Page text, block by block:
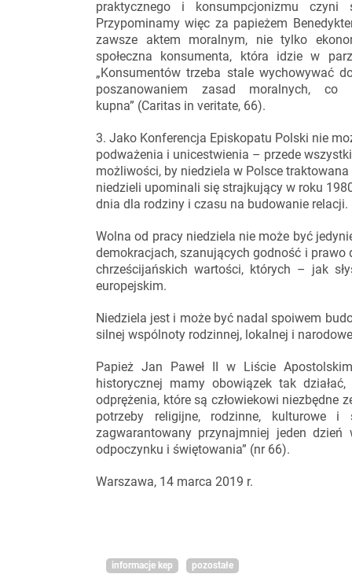
praktycznego i konsumpcjonizmu
Przypominamy więc za papieżem
zawsze aktem moralnym, nie tylko
społeczna konsumenta, która idzie w
„Konsumentów trzeba stale wychowywać
poszanowaniem zasad moralnych,
kupna” (Caritas in veritate, 66).
3. Jako Konferencja Episkopatu Polski nie
podważenia i unicestwienia – przede
możliwości, by niedziela w Polsce
niedzieli upominali się strajkujący w roku
dnia dla rodziny i czasu na budowanie relacji.
Wolna od pracy niedziela nie może być
demokracjach, szanujących godność i prawo
chrześcijańskich wartości, których – jak
europejskim.
Niedziela jest i może być nadal spoiwem
silnej wspólnoty rodzinnej, lokalnej i
Papież Jan Paweł II w Liście
historycznej mamy obowiązek tak
odprężenia, które są człowiekowi niezbędne
potrzeby religijne, rodzinne, kulturowe
zagwarantowany przynajmniej jeden
odpoczynku i świętowania” (nr 66).
Warszawa, 14 marca 2019 r.
informacje kep pozostałe